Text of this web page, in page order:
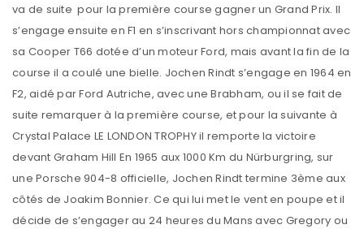
va de suite pour la première course gagner un Grand Prix. Il
s’engage ensuite en F1 en s’inscrivant hors championnat avec
sa Cooper T66 dotée d’un moteur Ford, mais avant la fin de la
course il a coulé une bielle. Jochen Rindt s’engage en 1964 en
F2, aidé par Ford Autriche, avec une Brabham, ou il se fait de
suite remarquer à la première course, et pour la suivante à
Crystal Palace LE LONDON TROPHY il remporte la victoire
devant Graham Hill En 1965 aux 1000 Km du Nürburgring, sur
une Porsche 904-8 officielle, Jochen Rindt termine 3ème aux
côtés de Joakim Bonnier. Ce qui lui met le vent en poupe et il
décide de s’engager au 24 heures du Mans avec Gregory ou